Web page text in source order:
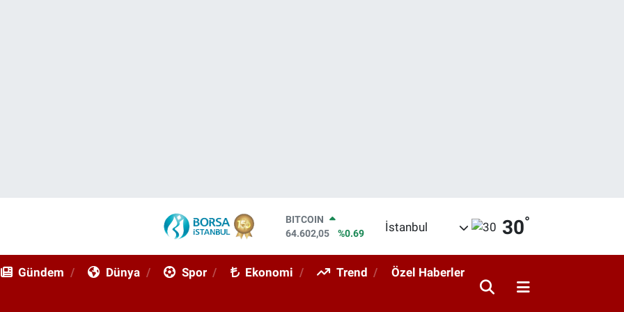
DOLAR
47,5986
%0.06
STERLİN
İstanbul 30°
Gündem Dünya Spor Ekonomi Trend Özel Haberler